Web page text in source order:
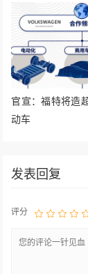
官宣：福特将造
动车
发表回复
评分